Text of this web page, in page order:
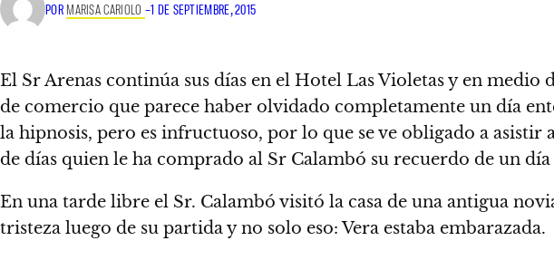
POR MARISA CARIOLO –1 DE SEPTIEMBRE, 2015
El Sr Arenas continúa sus días en el Hotel Las Violetas y en
de comercio que parece haber olvidado completamente un día
la hipnosis, pero es infructuoso, por lo que se ve obligado a
de días quien le ha comprado al Sr Calambó su recuerdo de un
En una tarde libre el Sr. Calambó visitó la casa de una antigua
tristeza luego de su partida y no solo eso: Vera estaba embarazada.